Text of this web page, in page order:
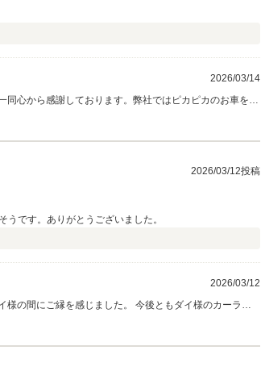
2026/03/14
心から感謝しております。弊社ではピカピカのお車をお
2026/03/12投稿
です。ありがとうございました。
2026/03/12